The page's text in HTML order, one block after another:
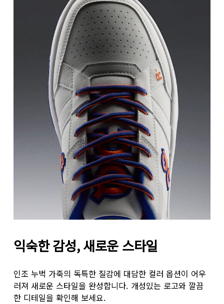
익숙한 감성, 새로운 스타일
인조 누벅 가죽의 독특한 질감에 대담한 컬러 옵션이 어우
러져 새로운 스타일을 완성합니다. 개성있는 로고와 깔끔
한 디테일을 확인해 보세요.